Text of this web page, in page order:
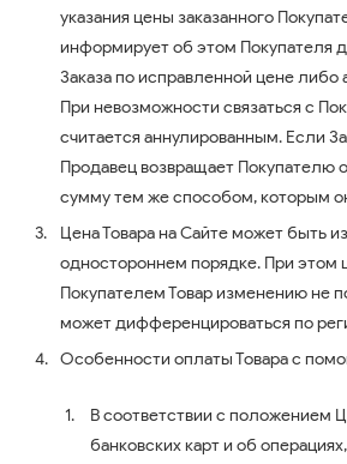
указания цены заказанного
информирует об этом Покупателя
Заказа по исправленной цене либо
При невозможности связаться с
считается аннулированным. Если
Продавец возвращает Покупателю
сумму тем же способом, которым
Цена Товара на Сайте может быть
одностороннем порядке. При этом
Покупателем Товар изменению не
может дифференцироваться по
Особенности оплаты Товара с
В соответствии с положением
банковских карт и об